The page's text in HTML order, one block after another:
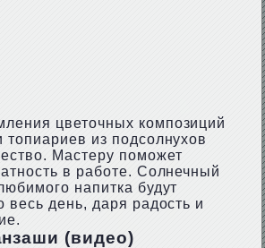
цветочных композиций
топиариев из подсолнухов
Мастеру поможет
в работе. Солнечный
напитка будут
весь день, даря радость и
(видео)